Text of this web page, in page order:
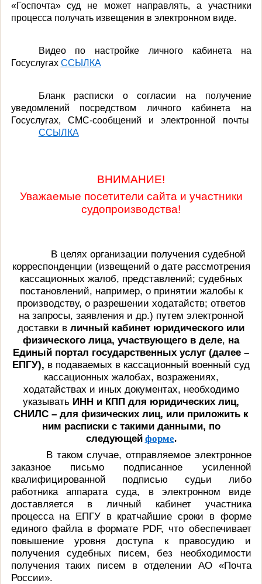
«Госпочта» суд не может направлять, а участники
процесса получать извещения в электронном виде.
Видео по настройке личного кабинета на
Госуслугах ССЫЛКА
Бланк расписки о согласии на получение
уведомлений посредством личного кабинета на
Госуслугах, СМС-сообщений и электронной почты
ССЫЛКА
ВНИМАНИЕ!
Уважаемые посетители сайта и участники
судопроизводства!
В целях организации получения судебной
корреспонденции (извещений о дате рассмотрения
кассационных жалоб, представлений; судебных
постановлений, например, о принятии жалобы к
производству, о разрешении ходатайств; ответов
на запросы, заявления и др.) путем электронной
доставки в личный кабинет юридического или
физического лица, участвующего в деле, на
Единый портал государственных услуг (далее –
ЕПГУ), в подаваемых в кассационный военный суд
кассационных жалобах, возражениях,
ходатайствах и иных документах, необходимо
указывать ИНН и КПП для юридических лиц,
СНИЛС – для физических лиц, или приложить к
ним расписки с такими данными, по
следующей форме.
В таком случае, отправляемое электронное
заказное письмо подписанное усиленной
квалифицированной подписью судьи либо
работника аппарата суда, в электронном виде
доставляется в личный кабинет участника
процесса на ЕПГУ в кратчайшие сроки в форме
единого файла в формате PDF, что обеспечивает
повышение уровня доступа к правосудию и
получения судебных писем, без необходимости
получения таких писем в отделении АО «Почта
России».